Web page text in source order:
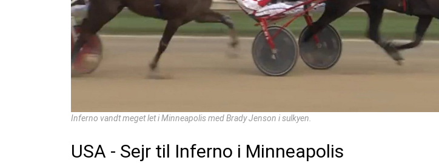
Inferno vandt meget let i Minneapolis med Brady Jenson i sulkyen.
USA - Sejr til Inferno i Minneapolis